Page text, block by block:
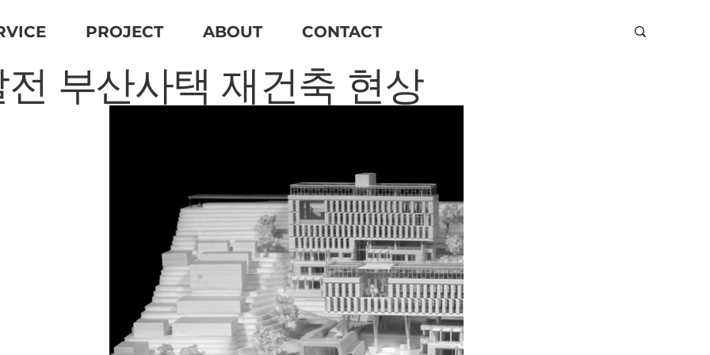
PROJECT ABOUT CONTACT
전 부산사택 재건축 현상